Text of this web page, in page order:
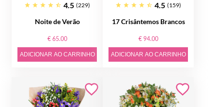
4.5 (229)
Noite de Verão
€ 65.00
ADICIONAR AO CARRINHO
4.5 (159)
17 Crisântemos Brancos
€ 94.00
ADICIONAR AO CARRINHO